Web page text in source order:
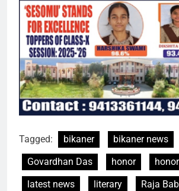
Tagged: bikaner bikaner news
Govardhan Das
honor
latest news
literary
Raja